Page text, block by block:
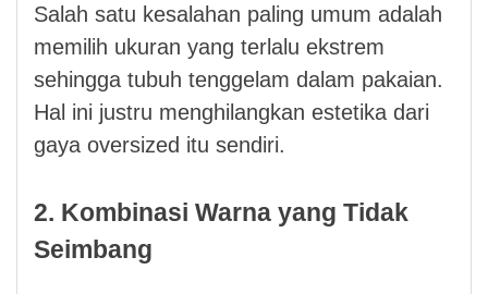
Salah satu kesalahan paling umum adalah
memilih ukuran yang terlalu ekstrem
sehingga tubuh tenggelam dalam pakaian.
Hal ini justru menghilangkan estetika dari
gaya oversized itu sendiri.
2. Kombinasi Warna yang Tidak
Seimbang